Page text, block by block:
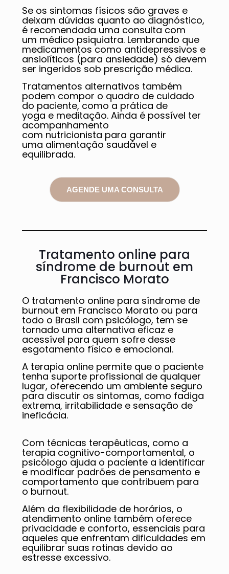
Se os sintomas físicos são graves e
deixam dúvidas quanto ao diagnóstico,
é recomendada uma consulta com
um médico psiquiatra. Lembrando que
medicamentos como antidepressivos e
ansiolíticos (para ansiedade) só devem
ser ingeridos sob prescrição médica.
Tratamentos alternativos também
podem compor o quadro de cuidado
do paciente, como a prática de
yoga e meditação. Ainda é possível ter
acompanhamento
com nutricionista para garantir
uma alimentação saudável e
equilibrada.
AGENDE UMA CONSULTA
Tratamento online para
síndrome de burnout em
Francisco Morato
O tratamento online para síndrome de
burnout em Francisco Morato ou para
todo o Brasil com psicólogo, tem se
tornado uma alternativa eficaz e
acessível para quem sofre desse
esgotamento físico e emocional.
A terapia online permite que o paciente
tenha suporte profissional de qualquer
lugar, oferecendo um ambiente seguro
para discutir os sintomas, como fadiga
extrema, irritabilidade e sensação de
ineficácia.
Com técnicas terapêuticas, como a
terapia cognitivo-comportamental, o
psicólogo ajuda o paciente a identificar
e modificar padrões de pensamento e
comportamento que contribuem para
o burnout.
Além da flexibilidade de horários, o
atendimento online também oferece
privacidade e conforto, essenciais para
aqueles que enfrentam dificuldades em
equilibrar suas rotinas devido ao
estresse excessivo.